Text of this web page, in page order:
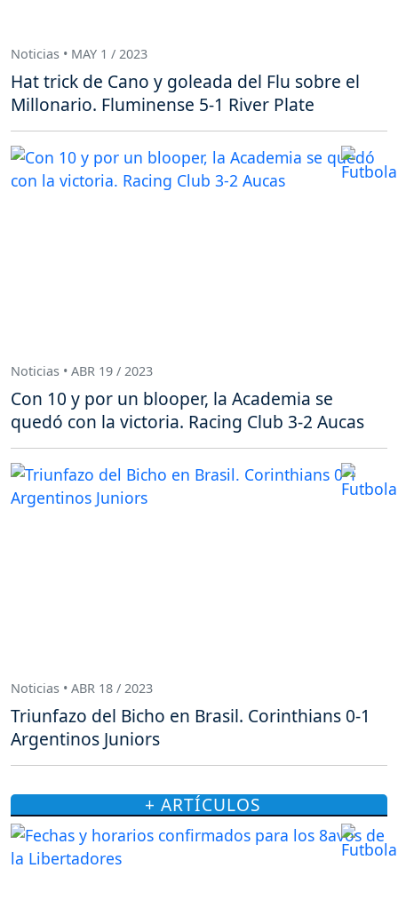
Noticias • MAY 1 / 2023
Hat trick de Cano y goleada del Flu sobre el
Millonario. Fluminense 5-1 River Plate
Noticias • ABR 19 / 2023
Con 10 y por un blooper, la Academia se
quedó con la victoria. Racing Club 3-2 Aucas
Noticias • ABR 18 / 2023
Triunfazo del Bicho en Brasil. Corinthians 0-1
Argentinos Juniors
+ ARTÍCULOS